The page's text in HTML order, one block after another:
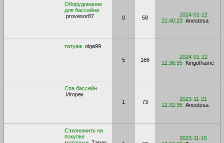
Оборудование
для бассейна
provesor87
0 58
2024-01-22
22:40:23 Anestesa
татуаж olga99
5 166
2024-01-22
12:36:35
Kingofhame
Спа бассейн
Игорек
1
73
2023-11-21
12:32:35 Anestesa
Сэкономить на
покупке
2023-11-15